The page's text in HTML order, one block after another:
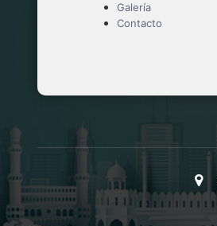
Galería
Contacto